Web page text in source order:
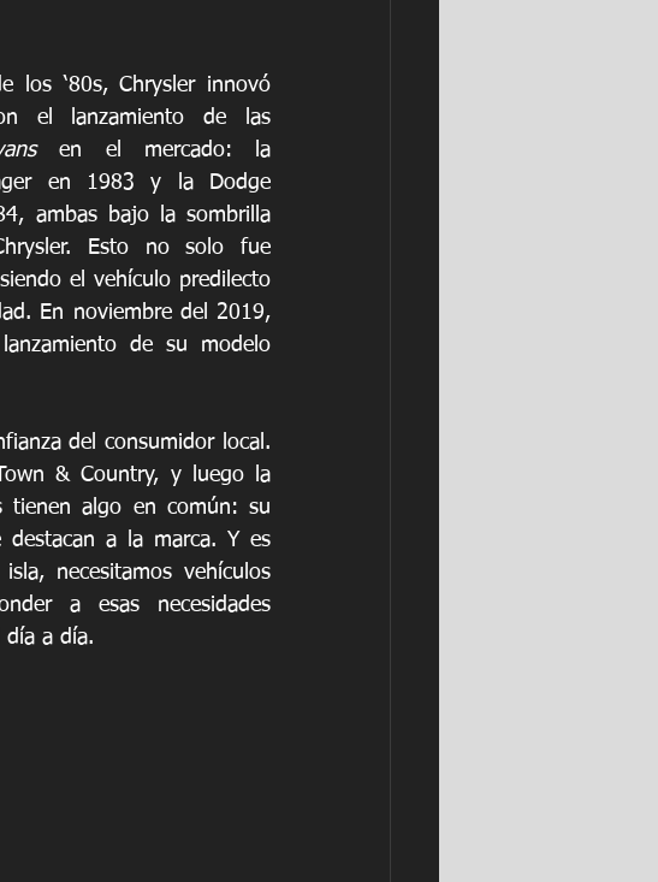
los ‘80s, Chrysler innovó
el lanzamiento de las
en el mercado: la
en 1983 y la Dodge
ambas bajo la sombrilla
Esto no solo fue
el vehículo predilecto
En noviembre del 2019,
de su modelo
del consumidor local.
& Country, y luego la
tienen algo en común: su
destacan a la marca. Y es
necesitamos vehículos
a esas necesidades
día a día.